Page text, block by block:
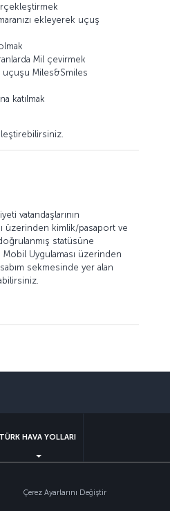
ekleyerek uçuş
Mil çevirmek
Miles&Smiles
katılmak
vatandaşlarının
üzerinden kimlik/pasaport ve
statüsüne
Mobil Uygulaması üzerinden
sekmesinde yer alan
TÜRK HAVA YOLLARI
Çerez Ayarlarını Değiştir